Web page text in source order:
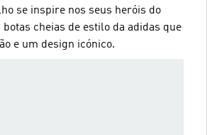
se inspire nos seus heróis do
cheias de estilo da adidas que
e um design icónico.